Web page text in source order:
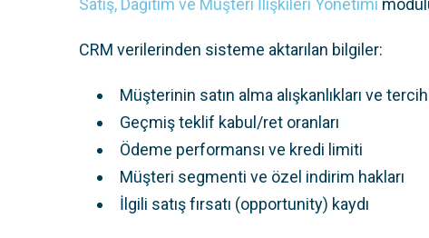
Satış, Dağıtım ve Müşteri İlişkileri Yönetimi
CRM verilerinden sisteme aktarılan bilgiler:
Müşterinin satın alma alışkanlıkları ve
Geçmiş teklif kabul/ret oranları
Ödeme performansı ve kredi limiti
Müşteri segmenti ve özel indirim hakları
İlgili satış fırsatı (opportunity) kaydı